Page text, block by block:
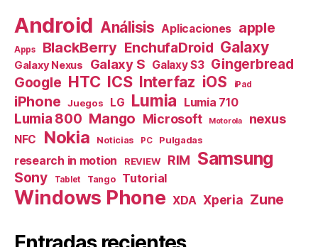
Android Análisis Aplicaciones apple
Apps BlackBerry EnchufaDroid Galaxy
Galaxy Nexus Galaxy S Galaxy S3 Gingerbread
Google HTC ICS Interfaz iOS iPad
iPhone Juegos LG Lumia Lumia 710
Lumia 800 Mango Microsoft Motorola nexus
NFC Nokia Noticias PC Pulgadas
research in motion REVIEW RIM Samsung
Sony Tablet Tango Tutorial
Windows Phone XDA Xperia Zune